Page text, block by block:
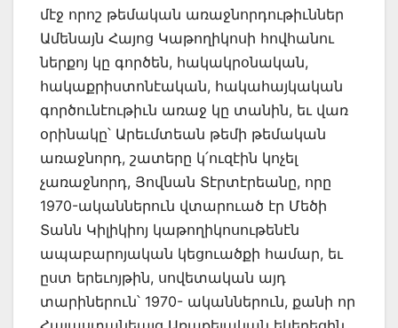
մէջ որոշ թեմական առաջնորդութիւններ
Ամենայն Հայոց Կաթողիկոսի հովհանու
ներքոյ կը գործեն, հակակրօնական,
հակաքրիստոնէական, հակահայկական
գործունէութիւն առաջ կը տանին, եւ վառ
օրինակը՝ Արեւմտեան թեմի թեմական
առաջնորդ, շատերը կ՛ուզէին կոչել
չառաջնորդ, Յովնան Տէրտէրեանը, որը
1970-ականներուն վտարուած էր Մեծի
Տանն Կիլիկիոյ կաթողիկոսութենէն
ապաբարոյական կեցուածքի համար, եւ
ըստ երեւոյթին, սովետական այդ
տարիներուն՝ 1970- ականներուն, քանի որ